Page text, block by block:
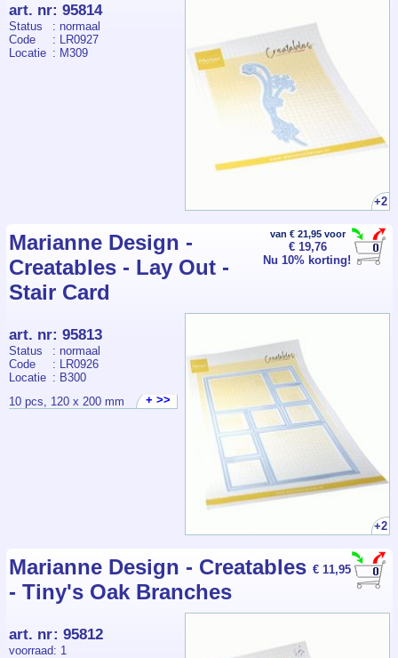
+2
art. nr: 95814
Status
: normaal
Code
: LR0927
Locatie : M309
van € 21,95 voor
€ 19,76
Nu 10% korting!
Marianne Design -
Creatables - Lay Out -
Stair Card
+2
art. nr: 95813
Status
: normaal
Code
: LR0926
Locatie : B300
10 pcs, 120 x 200 mm
+ >>
€ 11,95
Marianne Design - Creatables
- Tiny's Oak Branches
art. nr: 95812
voorraad: 1